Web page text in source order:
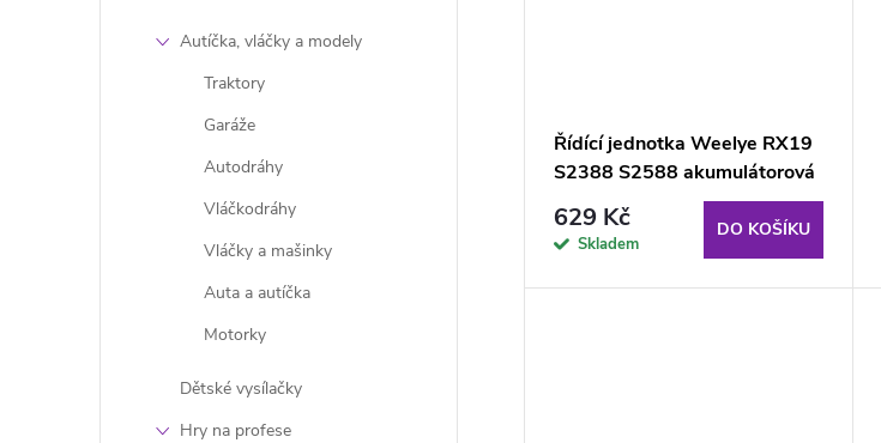
Autíčka, vláčky a modely
Traktory
Garáže
Autodráhy
Vláčkodráhy
Vláčky a mašinky
Auta a autíčka
Motorky
Dětské vysílačky
Hry na profese
Řídící jednotka Weelye RX19
S2388 S2588 akumulátorová
pro vozítko
629 Kč
Skladem
DO KOŠÍKU